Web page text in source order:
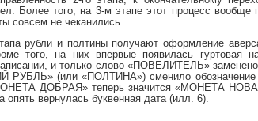
Более того, на 3-м этапе этот процесс вообще
совсем не чеканились.
рубли и полтины получают оформление
того, на них впервые появилась гуртовая
написании, и только слово «ПОВЕЛИТЕЛЬ»
(или «ПОЛТИНА») сменило обозначение
ДОБРАЯ» теперь значится «МОНЕТА
опять вернулась буквенная дата (илл. 6).